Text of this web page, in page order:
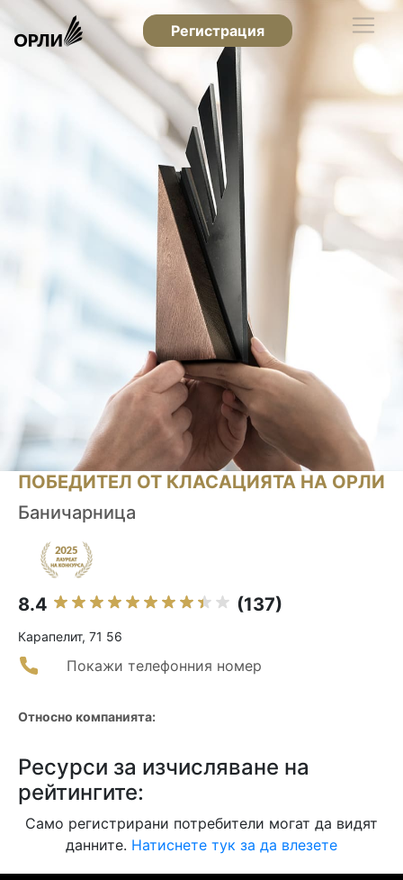
Регистрация
ПОБЕДИТЕЛ ОТ КЛАСАЦИЯТА НА ОРЛИ
Баничарница
8.4 (137)
Карапелит, 71 56
Покажи телефонния номер
Относно компанията:
Ресурси за изчисляване на
рейтингите:
Само регистрирани потребители могат да видят
данните. Натиснете тук за да влезете